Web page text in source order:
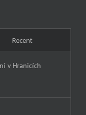
Recent
v Hranicích